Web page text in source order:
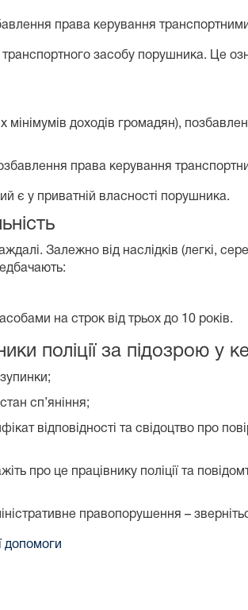
права керування
засобу порушника. Це
мінімумів доходів громадян),
права керування
є у приватній власності порушника.
Залежно від наслідків (легкі,
на строк від трьох до 10 років.
поліції за підозрою у
сп’яніння;
відповідності та свідоцтво про
про це працівнику поліції та
правопорушення –
допомоги